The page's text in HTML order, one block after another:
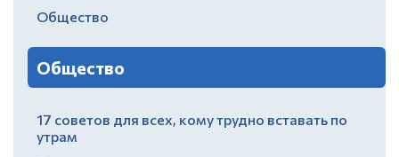
Общество
Общество
17 советов для всех, кому трудно вставать по
утрам